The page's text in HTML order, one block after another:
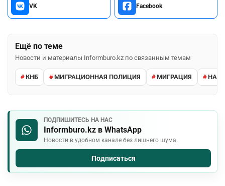
VK Facebook
Ещё по теме
Новости и материалы Informburo.kz по связанным темам
КНБ МИГРАЦИОННАЯ ПОЛИЦИЯ МИГРАЦИЯ
ПОДПИШИТЕСЬ НА НАС
Informburo.kz в WhatsApp
Новости в удобном канале без лишнего шума.
Подписаться